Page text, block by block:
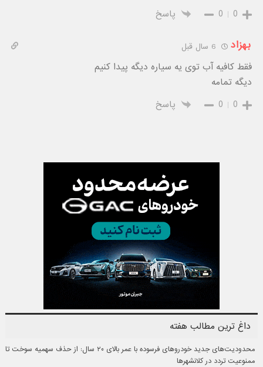
0
0 پاسخ
بهزاد
فقط کافیه آب توی یه سیاره دیگه پیدا کنیم
دیگه تمامه
0
0 پاسخ
داغ ترین مطالب هفته
محدودیت‌های جدید خودروهای فرسوده با عمر بالای ۲۰ سال: از حذف سهمیه سوخت تا
ممنوعیت تردد در کلانشهرها